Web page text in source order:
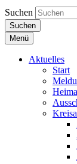
Suchen
Suchen
Menü
Aktuelles
Start